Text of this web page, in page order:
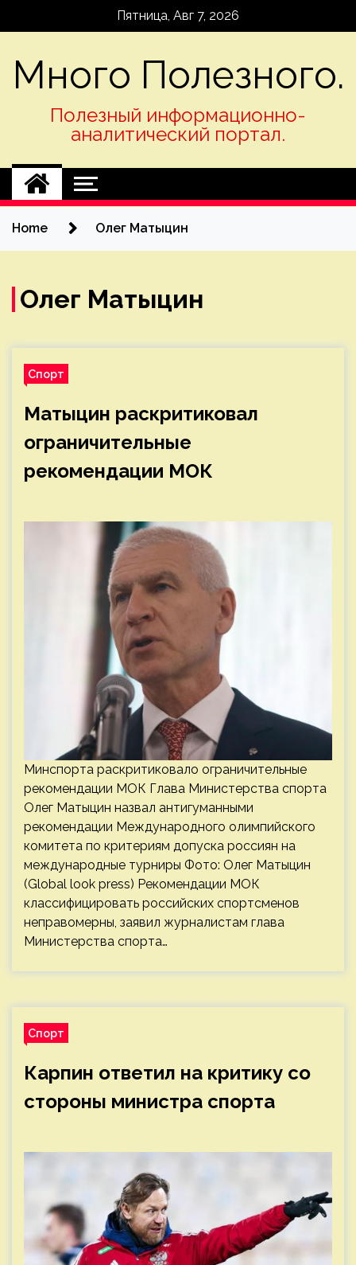
Пятница, Авг 7, 2026
Много Полезного.
Полезный информационно-
аналитический портал.
Home Олег Матыцин
Олег Матыцин
Спорт
Матыцин раскритиковал
ограничительные
рекомендации МОК
Минспорта раскритиковало ограничительные
рекомендации МОК Глава Министерства спорта
Олег Матыцин назвал антигуманными
рекомендации Международного олимпийского
комитета по критериям допуска россиян на
международные турниры Фото: Олег Матыцин
(Global look press) Рекомендации МОК
классифицировать российских спортсменов
неправомерны, заявил журналистам глава
Министерства спорта…
Спорт
Карпин ответил на критику со
стороны министра спорта